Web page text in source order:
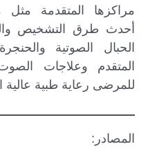
مراكزها المتقدمة مثل
أحدث طرق التشخيص
الحبال الصوتية
المتقدم وعلاجات
للمرضى رعاية طبية عالية
المصادر: